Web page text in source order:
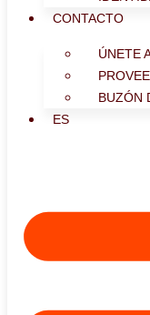
CONTACTO
ÚNETE
BUZÓN
ES